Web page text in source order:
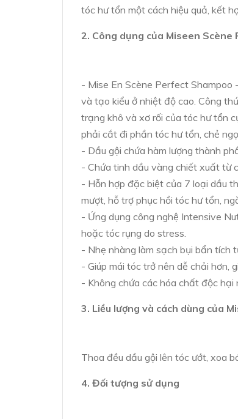
tóc hư tổn một cách hiệu quả, kết
2. Công dụng của Miseen
- Mise En Scène Perfect Shampoo
và tạo kiểu ở nhiệt độ cao. Công
trạng khô và xơ rối của tóc hư tổn
phải cắt đi phần tóc hư tổn, chẻ
- Dầu gội chứa hàm lượng thành
- Chứa tinh dầu vàng chiết xuất từ
- Hỗn hợp đặc biệt của 7 loại dầu
mượt, hỗ trợ phục hồi tóc hư tổn,
- Ứng dụng công nghệ Intensive
hoặc tóc rụng do stress.
- Nhẹ nhàng làm sạch bụi bẩn tích
- Giúp mái tóc trở nên dễ chải hơn,
- Không chứa các hóa chất độc hại
3. Liều lượng và cách dùng của
Thoa đều dầu gội lên tóc ướt, xoa
4. Đối tượng sử dụng